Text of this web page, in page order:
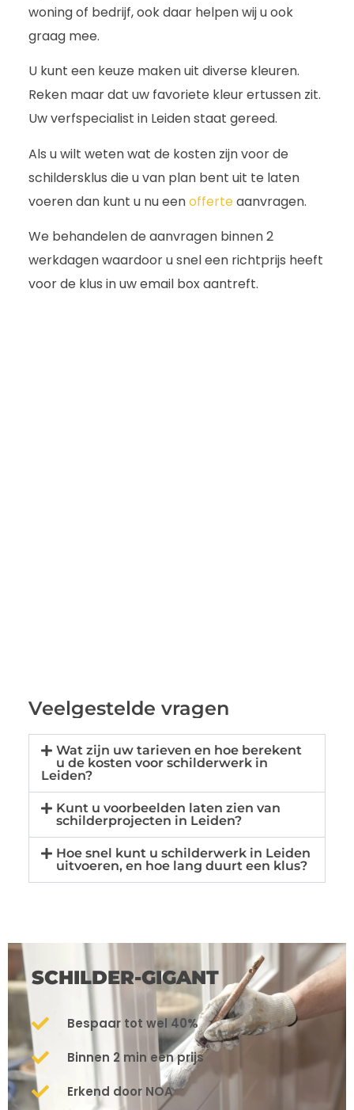
woning of bedrijf, ook daar helpen wij u ook
graag mee.
U kunt een keuze maken uit diverse kleuren.
Reken maar dat uw favoriete kleur ertussen zit.
Uw verfspecialist in Leiden staat gereed.
Als u wilt weten wat de kosten zijn voor de
schildersklus die u van plan bent uit te laten
voeren dan kunt u nu eenofferteaanvragen.
We behandelen de aanvragen binnen 2
werkdagen waardoor u snel een richtprijs heeft
voor de klus in uw email box aantreft.
Veelgestelde vragen
Wat zijn uw tarieven en hoe berekent
u de kosten voor schilderwerk in
Leiden?
Kunt u voorbeelden laten zien van
schilderprojecten in Leiden?
Hoe snel kunt u schilderwerk in Leiden
uitvoeren, en hoe lang duurt een klus?
SCHILDER-GIGANT
Bespaar tot wel 40%
Binnen 2 min een prijs
Erkend door NOA